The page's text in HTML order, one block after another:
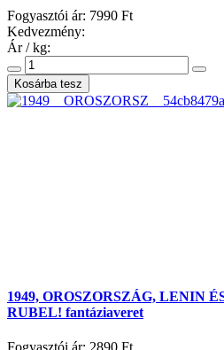
Fogyasztói ár: 7990 Ft
Kedvezmény:
Ár / kg:
1949, OROSZORSZÁG, LENIN
RUBEL! fantáziaveret